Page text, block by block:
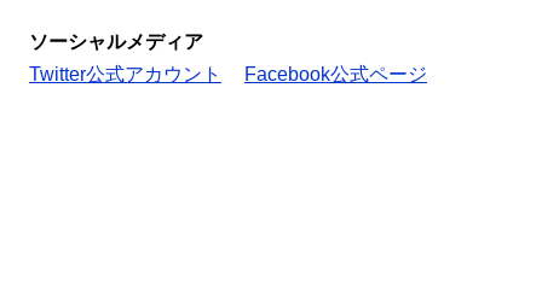
ソーシャルメディア
Twitter公式アカウント
Facebook公式ページ